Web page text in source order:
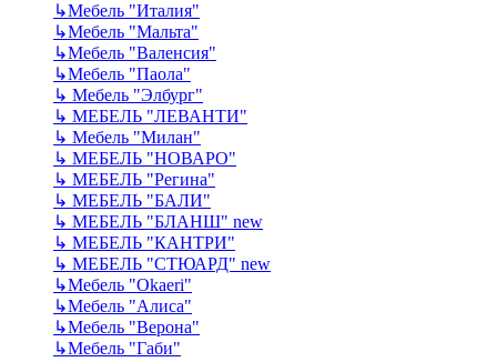
↳Мебель "Италия"
↳Мебель "Мальта"
↳Мебель "Валенсия"
↳Мебель "Паола"
↳ Мебель "Элбург"
↳ МЕБЕЛЬ "ЛЕВАНТИ"
↳ Мебель "Милан"
↳ МЕБЕЛЬ "НОВАРО"
↳ МЕБЕЛЬ "Регина"
↳ МЕБЕЛЬ "БАЛИ"
↳ МЕБЕЛЬ "БЛАНШ" new
↳ МЕБЕЛЬ "КАНТРИ"
↳ МЕБЕЛЬ "СТЮАРД" new
↳Мебель "Okaeri"
↳Мебель "Алиса"
↳Мебель "Верона"
↳Мебель "Габи"